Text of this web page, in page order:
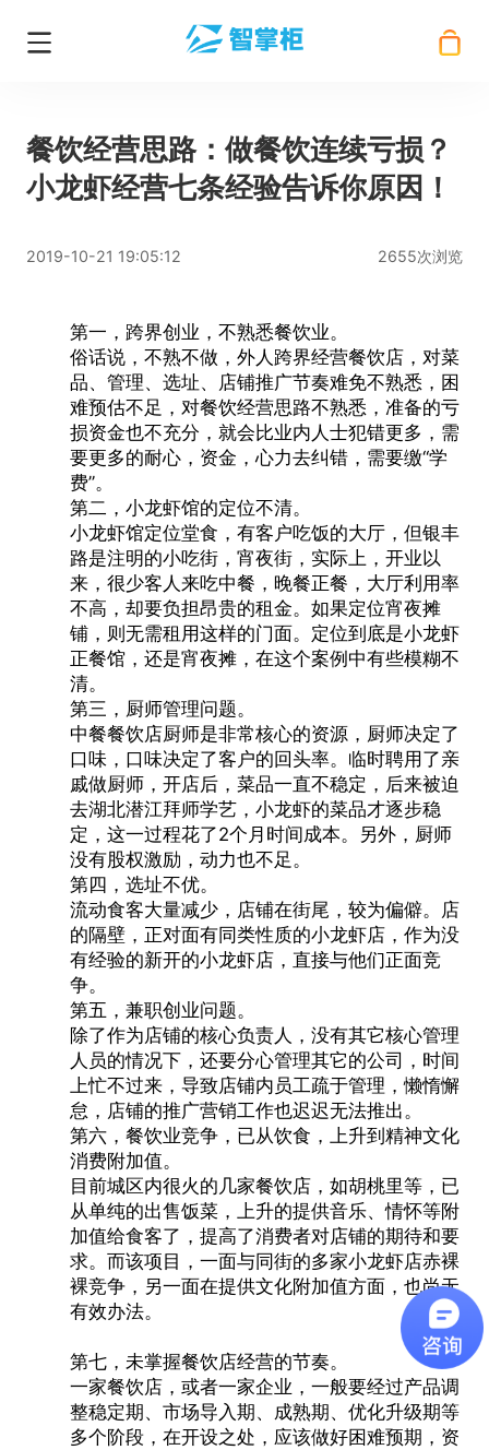
餐饮经营思路：做餐饮连续亏损？
小龙虾经营七条经验告诉你原因！
2019-10-21 19:05:12 2655次浏览
第一，跨界创业，不熟悉餐饮业。
俗话说，不熟不做，外人跨界经营餐饮店，对菜
品、管理、选址、店铺推广节奏难免不熟悉，困
难预估不足，对餐饮经营思路不熟悉，准备的亏
损资金也不充分，就会比业内人士犯错更多，需
要更多的耐心，资金，心力去纠错，需要缴“学
费”。
第二，小龙虾馆的定位不清。
小龙虾馆定位堂食，有客户吃饭的大厅，但银丰
路是注明的小吃街，宵夜街，实际上，开业以
来，很少客人来吃中餐，晚餐正餐，大厅利用率
不高，却要负担昂贵的租金。如果定位宵夜摊
铺，则无需租用这样的门面。定位到底是小龙虾
正餐馆，还是宵夜摊，在这个案例中有些模糊不
清。
第三，厨师管理问题。
中餐餐饮店厨师是非常核心的资源，厨师决定了
口味，口味决定了客户的回头率。临时聘用了亲
戚做厨师，开店后，菜品一直不稳定，后来被迫
去湖北潜江拜师学艺，小龙虾的菜品才逐步稳
定，这一过程花了2个月时间成本。另外，厨师
没有股权激励，动力也不足。
第四，选址不优。
流动食客大量减少，店铺在街尾，较为偏僻。店
的隔壁，正对面有同类性质的小龙虾店，作为没
有经验的新开的小龙虾店，直接与他们正面竞
争。
第五，兼职创业问题。
除了作为店铺的核心负责人，没有其它核心管理
人员的情况下，还要分心管理其它的公司，时间
上忙不过来，导致店铺内员工疏于管理，懒惰懈
怠，店铺的推广营销工作也迟迟无法推出。
第六，餐饮业竞争，已从饮食，上升到精神文化
消费附加值。
目前城区内很火的几家餐饮店，如胡桃里等，已
从单纯的出售饭菜，上升的提供音乐、情怀等附
加值给食客了，提高了消费者对店铺的期待和要
求。而该项目，一面与同街的多家小龙虾店赤裸
裸竞争，另一面在提供文化附加值方面，也尚无
有效办法。
第七，未掌握餐饮店经营的节奏。
一家餐饮店，或者一家企业，一般要经过产品调
整稳定期、市场导入期、成熟期、优化升级期等
多个阶段，在开设之处，应该做好困难预期，资